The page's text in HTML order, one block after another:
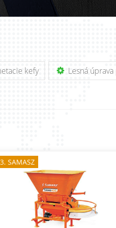
kefy Lesná
3. SAMASZ